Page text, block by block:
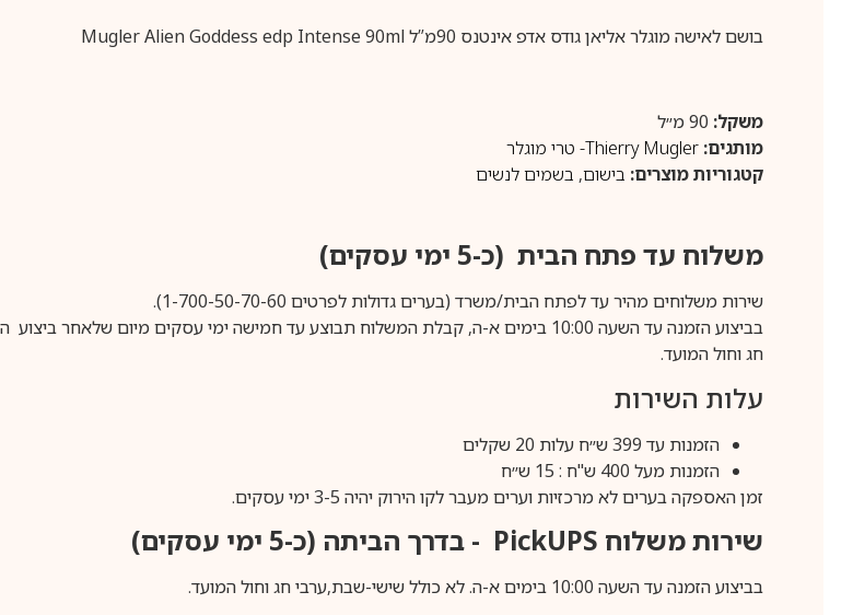
בושם לאישה מוגלר אליאן גודס אדפ אינטנס 90מ”ל Mugler Alien Goddess edp Intense 90ml
משקל:
מותגים: Thierry Mugler- טרי מוגלר
קטגוריות מוצרים: בישום, בשמים לנשים
משלוח עד פתח הבית (כ-5 ימי עסקים)
שירות משלוחים מהיר עד לפתח הבית/משרד (בערים גדולות לפרטים 1-700-50-70-60).
חג וחול המועד.
עלות השירות
הזמנות עד 399 ש״ח עלות 20 שקלים
הזמנות מעל 400 ש"ח : 15 ש״ח
זמן האספקה בערים לא מרכזיות וערים מעבר לקו הירוק יהיה 3-5 ימי עסקים.
שירות משלוח PickUPS - בדרך הביתה (כ-5 ימי עסקים)
בביצוע הזמנה עד השעה 10:00 בימים א-ה. לא כולל שישי-שבת,ערבי חג וחול המועד.